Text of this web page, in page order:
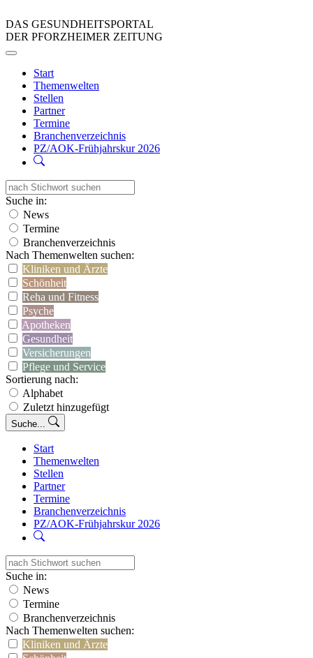
DAS GESUNDHEITSPORTAL
DER PFORZHEIMER ZEITUNG
Start
Themenwelten
Stellen
Partner
Termine
Branchenverzeichnis
PZ/AOK-Frühjahrskur 2026
Suche in:
News
Termine
Branchenverzeichnis
Nach Themenwelten suchen:
Kliniken und Ärzte
Schönheit
Reha und Fitness
Psyche
Apotheken
Gesundheit
Versicherungen
Pflege und Service
Sortierung nach:
Alphabet
Zuletzt hinzugefügt
Suche...
Start
Themenwelten
Stellen
Partner
Termine
Branchenverzeichnis
PZ/AOK-Frühjahrskur 2026
Suche in:
News
Termine
Branchenverzeichnis
Nach Themenwelten suchen:
Kliniken und Ärzte